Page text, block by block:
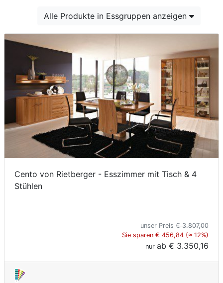
Alle Produkte in Essgruppen anzeigen
Cento von Rietberger - Esszimmer mit Tisch & 4
Stühlen
unser Preis € 3.807,00
Sie sparen € 456,84 (≈ 12%)
nur ab € 3.350,16
Finanzierung
Markenwelt
Letz-